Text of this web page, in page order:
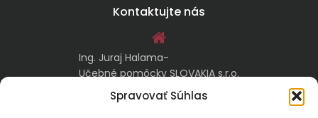
Spravovať Súhlas
Kontaktujte nás
Ing. Juraj Halama-
Učebné pomôcky SLOVAKIA s.r.o.
Malachovská 17/A
974 05 Banská Bystrica